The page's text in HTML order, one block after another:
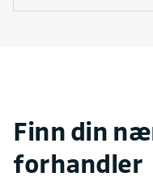
Finn din
forhandler